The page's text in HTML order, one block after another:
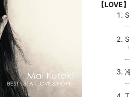
【LOVE】